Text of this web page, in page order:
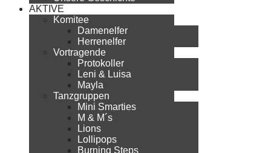
AKTIVE
Komitee
Damenelfer
Herrenelfer
Vortragende
Protokoller
Leni & Luisa
Mayla
Tanzgruppen
Mini Smarties
M & M´s
Lions
Lollipops
Burning Steps